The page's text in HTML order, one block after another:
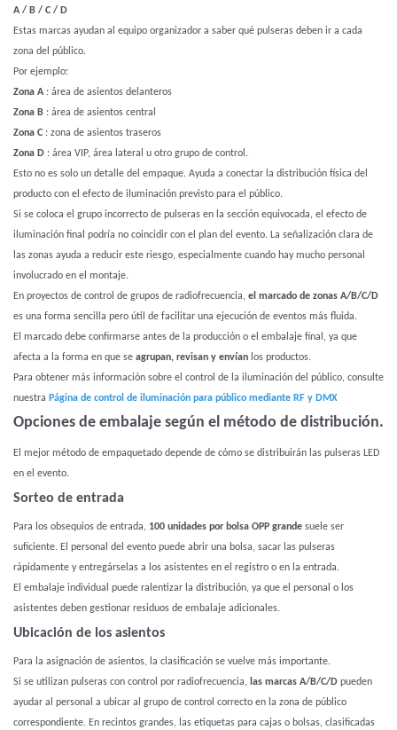
A / B / C / D
Estas marcas ayudan al equipo organizador a saber qué pulseras deben ir a cada
zona del público.
Por ejemplo:
Zona A : área de asientos delanteros
Zona B : área de asientos central
Zona C : zona de asientos traseros
Zona D : área VIP, área lateral u otro grupo de control.
Esto no es solo un detalle del empaque. Ayuda a conectar la distribución física del
producto con el efecto de iluminación previsto para el público.
Si se coloca el grupo incorrecto de pulseras en la sección equivocada, el efecto de
iluminación final podría no coincidir con el plan del evento. La señalización clara de
las zonas ayuda a reducir este riesgo, especialmente cuando hay mucho personal
involucrado en el montaje.
En proyectos de control de grupos de radiofrecuencia, el marcado de zonas A/B/C/D
es una forma sencilla pero útil de facilitar una ejecución de eventos más fluida.
El marcado debe confirmarse antes de la producción o el embalaje final, ya que
afecta a la forma en que se agrupan, revisan y envían los productos.
Para obtener más información sobre el control de la iluminación del público, consulte
nuestra Página de control de iluminación para público mediante RF y DMX
Opciones de embalaje según el método de distribución.
El mejor método de empaquetado depende de cómo se distribuirán las pulseras LED
en el evento.
Sorteo de entrada
Para los obsequios de entrada, 100 unidades por bolsa OPP grande suele ser
suficiente. El personal del evento puede abrir una bolsa, sacar las pulseras
rápidamente y entregárselas a los asistentes en el registro o en la entrada.
El embalaje individual puede ralentizar la distribución, ya que el personal o los
asistentes deben gestionar residuos de embalaje adicionales.
Ubicación de los asientos
Para la asignación de asientos, la clasificación se vuelve más importante.
Si se utilizan pulseras con control por radiofrecuencia, las marcas A/B/C/D pueden
ayudar al personal a ubicar al grupo de control correcto en la zona de público
correspondiente. En recintos grandes, las etiquetas para cajas o bolsas, clasificadas